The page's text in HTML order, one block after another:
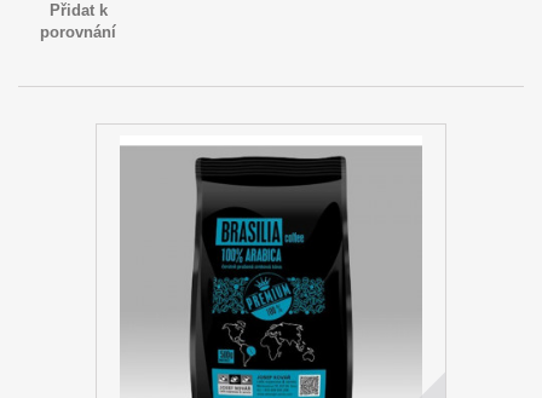
Přidat k
porovnání